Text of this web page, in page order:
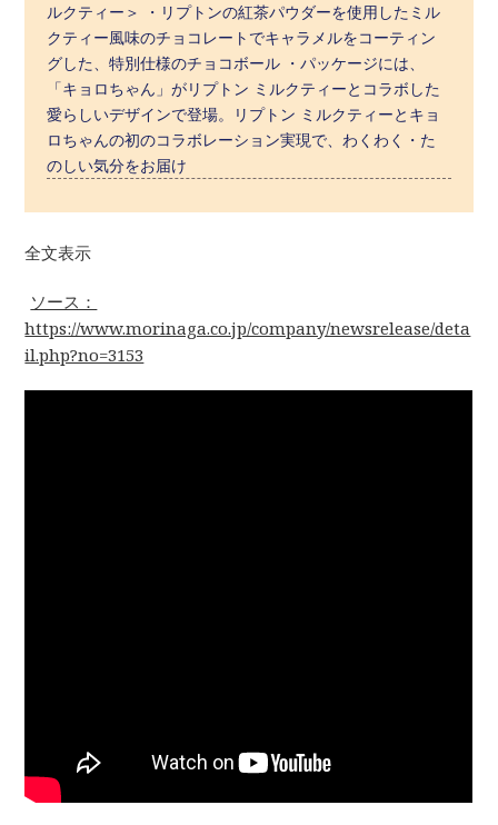
ルクティー＞ ・リプトンの紅茶パウダーを使用したミル
クティー風味のチョコレートでキャラメルをコーティン
グした、特別仕様のチョコボール ・パッケージには、
「キョロちゃん」がリプトン ミルクティーとコラボした
愛らしいデザインで登場。リプトン ミルクティーとキョ
ロちゃんの初のコラボレーション実現で、わくわく・た
のしい気分をお届け
全文表示
ソース：
https://www.morinaga.co.jp/company/newsrelease/deta
il.php?no=3153